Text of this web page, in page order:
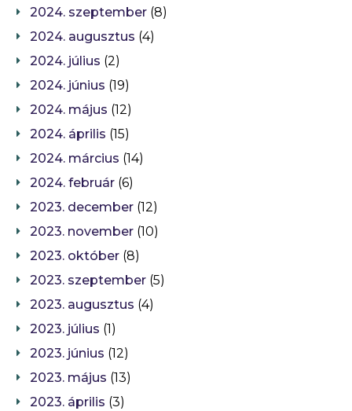
2024. szeptember (8)
2024. augusztus (4)
2024. július (2)
2024. június (19)
2024. május (12)
2024. április (15)
2024. március (14)
2024. február (6)
2023. december (12)
2023. november (10)
2023. október (8)
2023. szeptember (5)
2023. augusztus (4)
2023. július (1)
2023. június (12)
2023. május (13)
2023. április (3)